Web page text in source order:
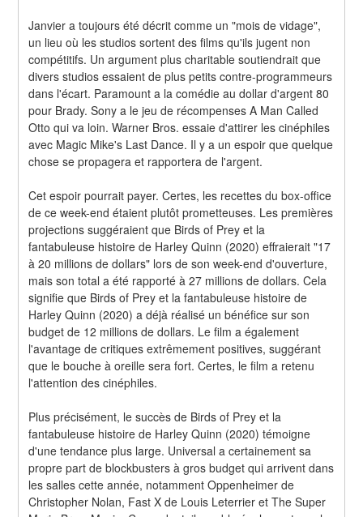
Janvier a toujours été décrit comme un "mois de vidage",
un lieu où les studios sortent des films qu'ils jugent non
compétitifs. Un argument plus charitable soutiendrait que
divers studios essaient de plus petits contre-programmeurs
dans l'écart. Paramount a la comédie au dollar d'argent 80
pour Brady. Sony a le jeu de récompenses A Man Called
Otto qui va loin. Warner Bros. essaie d'attirer les cinéphiles
avec Magic Mike's Last Dance. Il y a un espoir que quelque
chose se propagera et rapportera de l'argent.
Cet espoir pourrait payer. Certes, les recettes du box-office
de ce week-end étaient plutôt prometteuses. Les premières
projections suggéraient que Birds of Prey et la
fantabuleuse histoire de Harley Quinn (2020) effraierait "17
à 20 millions de dollars" lors de son week-end d'ouverture,
mais son total a été rapporté à 27 millions de dollars. Cela
signifie que Birds of Prey et la fantabuleuse histoire de
Harley Quinn (2020) a déjà réalisé un bénéfice sur son
budget de 12 millions de dollars. Le film a également
l'avantage de critiques extrêmement positives, suggérant
que le bouche à oreille sera fort. Certes, le film a retenu
l'attention des cinéphiles.
Plus précisément, le succès de Birds of Prey et la
fantabuleuse histoire de Harley Quinn (2020) témoigne
d'une tendance plus large. Universal a certainement sa
propre part de blockbusters à gros budget qui arrivent dans
les salles cette année, notamment Oppenheimer de
Christopher Nolan, Fast X de Louis Leterrier et The Super